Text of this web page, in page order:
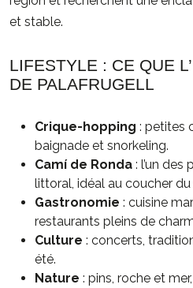
et stable.
LIFESTYLE : CE QUE
DE PALAFRUGELL
Crique-hopping : petites
baignade et snorkeling.
Camí de Ronda : l’un
littoral, idéal au coucher du
Gastronomie : cuisine
restaurants pleins de
Culture : concerts,
été.
Nature : pins, roche et